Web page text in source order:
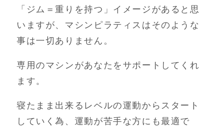
「ジム＝重りを持つ」イメージがあると思
いますが、マシンピラティスはそのような
事は一切ありません。
専用のマシンがあなたをサポートしてくれ
ます。
寝たまま出来るレベルの運動からスタート
していく為、運動が苦手な方にも最適で